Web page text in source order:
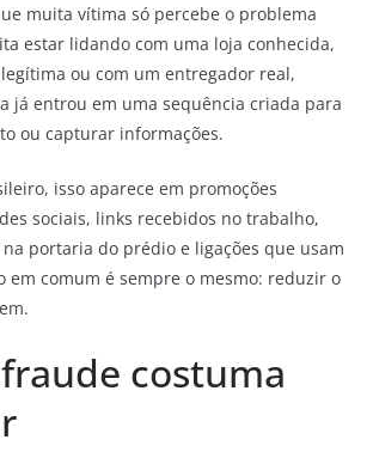
muita vítima só percebe o problema
estar lidando com uma loja conhecida,
ou com um entregador real,
já entrou em uma sequência criada para
ou capturar informações.
isso aparece em promoções
sociais, links recebidos no trabalho,
portaria do prédio e ligações que usam
em comum é sempre o mesmo: reduzir o
costuma